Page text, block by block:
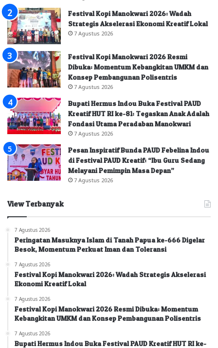
Festival Kopi Manokwari 2026: Wadah
Strategis Akselerasi Ekonomi Kreatif Lokal
7 Agustus 2026
Festival Kopi Manokwari 2026 Resmi
Dibuka: Momentum Kebangkitan UMKM dan
Konsep Pembangunan Polisentris
7 Agustus 2026
Bupati Hermus Indou Buka Festival PAUD
Kreatif HUT RI ke-81: Tegaskan Anak Adalah
Fondasi Utama Peradaban Manokwari
7 Agustus 2026
Pesan Inspiratif Bunda PAUD Febelina Indou
di Festival PAUD Kreatif: “Ibu Guru Sedang
Melayani Pemimpin Masa Depan”
7 Agustus 2026
View Terbanyak
7 Agustus 2026
Peringatan Masuknya Islam di Tanah Papua ke-666 Digelar
Besok, Momentum Perkuat Iman dan Toleransi
7 Agustus 2026
Festival Kopi Manokwari 2026: Wadah Strategis Akselerasi
Ekonomi Kreatif Lokal
7 Agustus 2026
Festival Kopi Manokwari 2026 Resmi Dibuka: Momentum
Kebangkitan UMKM dan Konsep Pembangunan Polisentris
7 Agustus 2026
Bupati Hermus Indou Buka Festival PAUD Kreatif HUT RI ke-